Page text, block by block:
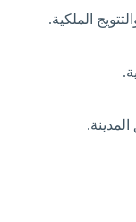
الملكية.